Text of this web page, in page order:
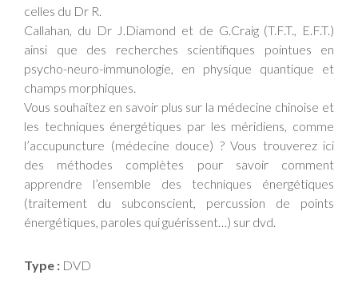
celles du Dr R.
Callahan, du Dr J.Diamond et de G.Craig (T.F.T., E.F.T.)
ainsi que des recherches scientifiques pointues en
psycho-neuro-immunologie, en physique quantique et
champs morphiques.
Vous souhaitez en savoir plus sur la médecine chinoise et
les techniques énergétiques par les méridiens, comme
l’accupuncture (médecine douce) ? Vous trouverez ici
des méthodes complètes pour savoir comment
apprendre l’ensemble des techniques énergétiques
(traitement du subconscient, percussion de points
énergétiques, paroles qui guérissent…) sur dvd.
Type : DVD